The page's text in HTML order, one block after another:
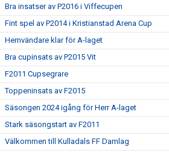
Bra insatser av P2016 i Viffecupen
Fint spel av P2014 i Kristianstad Arena Cup
Hemvändare klar för A-laget
Bra cupinsats av P2015 Vit
F2011 Cupsegrare
Toppeninsats av F2015
Säsongen 2024 igång för Herr A-laget
Stark säsongstart av F2011
Välkommen till Kulladals FF Damlag